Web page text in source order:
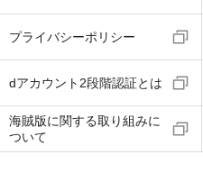
プライバシーポリシー
dアカウント2段階認証とは
海賊版に関する取り組みに
ついて